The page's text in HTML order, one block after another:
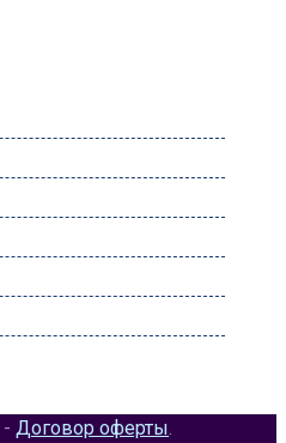
- Договор оферты.